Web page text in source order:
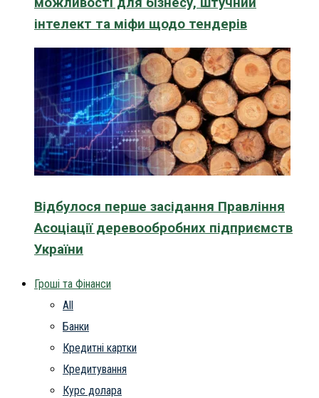
інтелект та міфи щодо тендерів
Відбулося перше засідання Правління
Асоціації деревообробних підприємств
України
Гроші та Фінанси
All
Банки
Кредитні картки
Кредитування
Курс долара